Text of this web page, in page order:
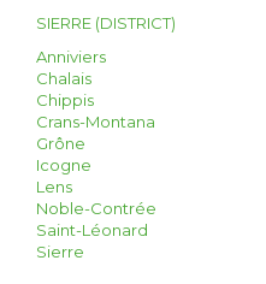
SIERRE (DISTRICT)
Anniviers
Chalais
Chippis
Crans-Montana
Grône
Icogne
Lens
Noble-Contrée
Saint-Léonard
Sierre